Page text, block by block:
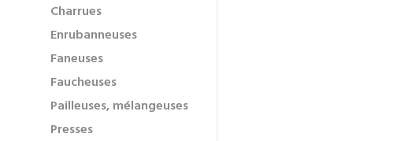
Charrues
Enrubanneuses
Faneuses
Faucheuses
Pailleuses, mélangeuses
Presses